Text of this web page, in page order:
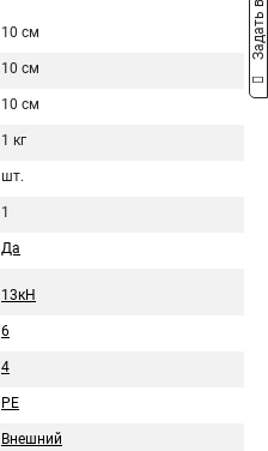
10 см
10 см
10 см
1 кг
шт.
1
Да
13кН
6
4
PE
Внешний